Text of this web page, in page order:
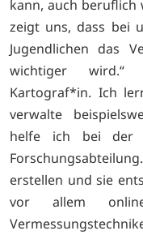
kann, auch beruflich
zeigt uns, dass bei
Jugendlichen das
wichtiger wird.“
Kartograf*in. Ich
verwalte
helfe ich bei der
erstellen und sie
vor allem